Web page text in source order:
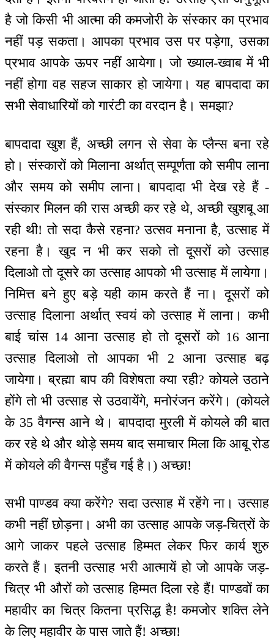
है जो किसी भी आत्मा की कमजोरी के संस्कार का प्रभाव
नहीं पड़ सकता। आपका प्रभाव उस पर पड़ेगा, उसका
प्रभाव आपके ऊपर नहीं आयेगा। जो ख्याल-ख्वाब में भी
नहीं होगा वह सहज साकार हो जायेगा। यह बापदादा का
सभी सेवाधारियों को गारंटी का वरदान है। समझा?
बापदादा खुश हैं, अच्छी लगन से सेवा के प्लैन्स बना रहे
हो। संस्कारों को मिलाना अर्थात् सम्पूर्णता को समीप लाना
और समय को समीप लाना। बापदादा भी देख रहे हैं -
संस्कार मिलन की रास अच्छी कर रहे थे, अच्छी खुशबू आ
रही थी! तो सदा कैसे रहना? उत्सव मनाना है, उत्साह में
रहना है। खुद न भी कर सको तो दूसरों को उत्साह
दिलाओ तो दूसरे का उत्साह आपको भी उत्साह में लायेगा।
निमित्त बने हुए बड़े यही काम करते हैं ना। दूसरों को
उत्साह दिलाना अर्थात् स्वयं को उत्साह में लाना। कभी
बाई चांस 14 आना उत्साह हो तो दूसरों को 16 आना
उत्साह दिलाओ तो आपका भी 2 आना उत्साह बढ़
जायेगा। ब्रह्मा बाप की विशेषता क्या रही? कोयले उठाने
होंगे तो भी उत्साह से उठवायेंगे, मनोरंजन करेंगे। (कोयले
के 35 वैगन्स आने थे। बापदादा मुरली में कोयले की बात
कर रहे थे और थोड़े समय बाद समाचार मिला कि आबू रोड
में कोयले की वैगन्स पहुँच गई है।) अच्छा!
सभी पाण्डव क्या करेंगे? सदा उत्साह में रहेंगे ना। उत्साह
कभी नहीं छोड़ना। अभी का उत्साह आपके जड़-चित्रों के
आगे जाकर पहले उत्साह हिम्मत लेकर फिर कार्य शुरु
करते हैं। इतनी उत्साह भरी आत्मायें हो जो आपके जड़-
चित्र भी औरों को उत्साह हिम्मत दिला रहे हैं! पाण्डवों का
महावीर का चित्र कितना प्रसिद्ध है! कमजोर शक्ति लेने
के लिए महावीर के पास जाते हैं! अच्छा!